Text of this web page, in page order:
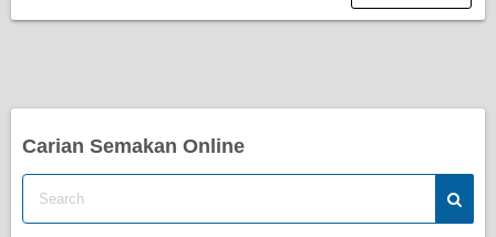
Carian Semakan Online